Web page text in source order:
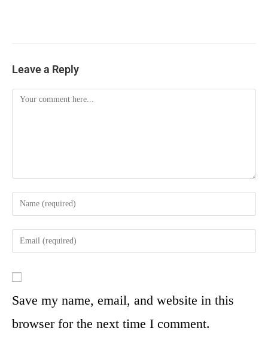
Leave a Reply
Save my name, email, and website in this
browser for the next time I comment.